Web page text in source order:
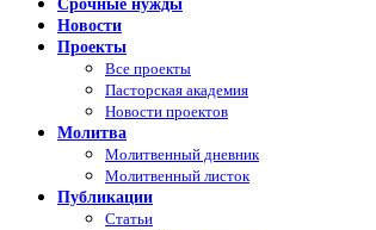
Срочные нужды
Новости
Проекты
Все проекты
Пасторская академия
Новости проектов
Молитва
Молитвенный дневник
Молитвенный листок
Публикации
Статьи